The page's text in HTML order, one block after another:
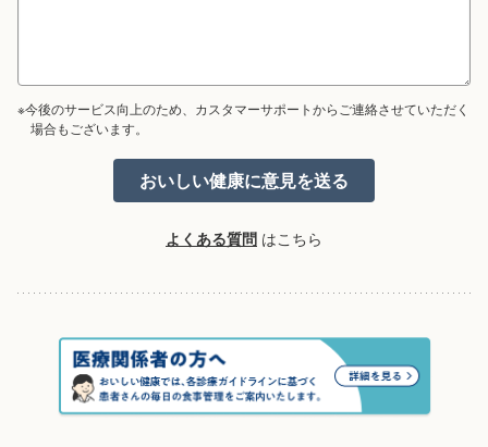
※今後のサービス向上のため、カスタマーサポートからご連絡させていただく
場合もございます。
よくある質問 はこちら